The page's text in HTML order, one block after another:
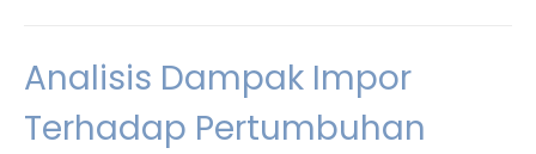
Analisis Dampak Impor
Terhadap Pertumbuhan